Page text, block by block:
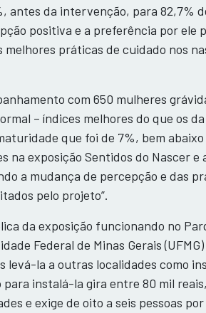
antes da intervenção, para 82,7%
positiva e a preferência por ele
práticas de cuidado nos
com 650 mulheres
– índices melhores do que os
que foi de 7%, bem
exposição Sentidos do Nascer
a mudança de percepção e das
pelo projeto”.
da exposição funcionando no
Federal de Minas Gerais
levá-la a outras localidades como
instalá-la gira entre 80 mil
e exige de oito a seis pessoas